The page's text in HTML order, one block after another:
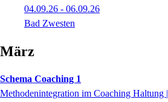
04.09.26 - 06.09.26
Bad Zwesten
März
Schema Coaching 1
Methodenintegration im Coaching Haltung |